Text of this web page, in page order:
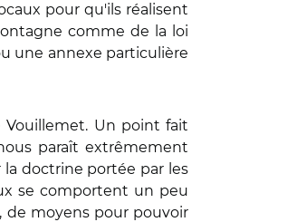
pour qu'ils réalisent
comme de la loi
une annexe particulière
Vouillemet. Un point fait
paraît extrêmement
doctrine portée par les
se comportent un peu
de moyens pour pouvoir